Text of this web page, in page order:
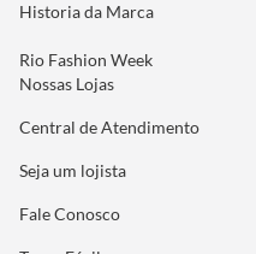
Historia da Marca
Rio Fashion Week
Nossas Lojas
Central de Atendimento
Seja um lojista
Fale Conosco